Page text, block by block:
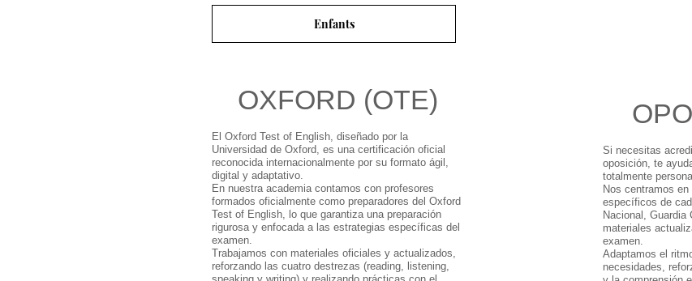
Enfants
OXFORD (OTE)
El Oxford Test of English, diseñado por la
Universidad de Oxford, es una certificación oficial
reconocida internacionalmente por su formato ágil,
digital y adaptativo.
En nuestra academia contamos con profesores
formados oficialmente como preparadores del Oxford
Test of English, lo que garantiza una preparación
rigurosa y enfocada a las estrategias específicas del
examen.
Trabajamos con materiales oficiales y actualizados,
reforzando las cuatro destrezas (reading, listening,
Si necesitas
oposición, te
totalmente
Nos centramos
específicos de
Nacional,
materiales
examen.
Adaptamos el
necesidades,